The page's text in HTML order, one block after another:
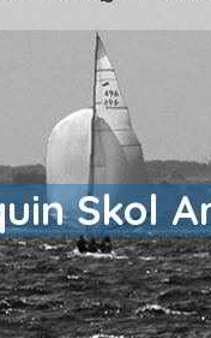
Skol